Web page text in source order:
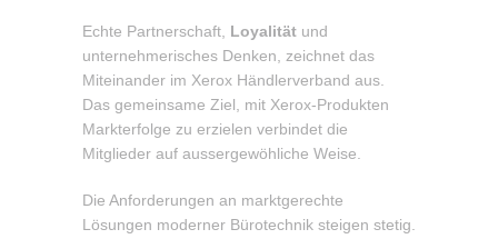
Echte Partnerschaft, Loyalität und
unternehmerisches Denken, zeichnet das
Miteinander im Xerox Händlerverband aus.
Das gemeinsame Ziel, mit Xerox-Produkten
Markterfolge zu erzielen verbindet die
Mitglieder auf aussergewöhliche Weise.
Die Anforderungen an marktgerechte
Lösungen moderner Bürotechnik steigen stetig.